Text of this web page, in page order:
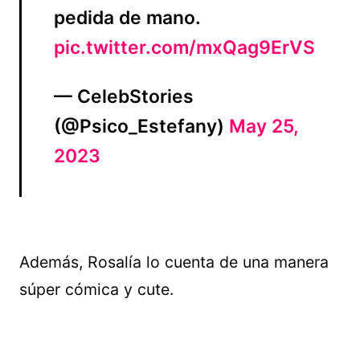
pedida de mano.
pic.twitter.com/mxQag9ErVS
— CelebStories
(@Psico_Estefany) May 25,
2023
Además, Rosalía lo cuenta de una manera
súper cómica y cute.